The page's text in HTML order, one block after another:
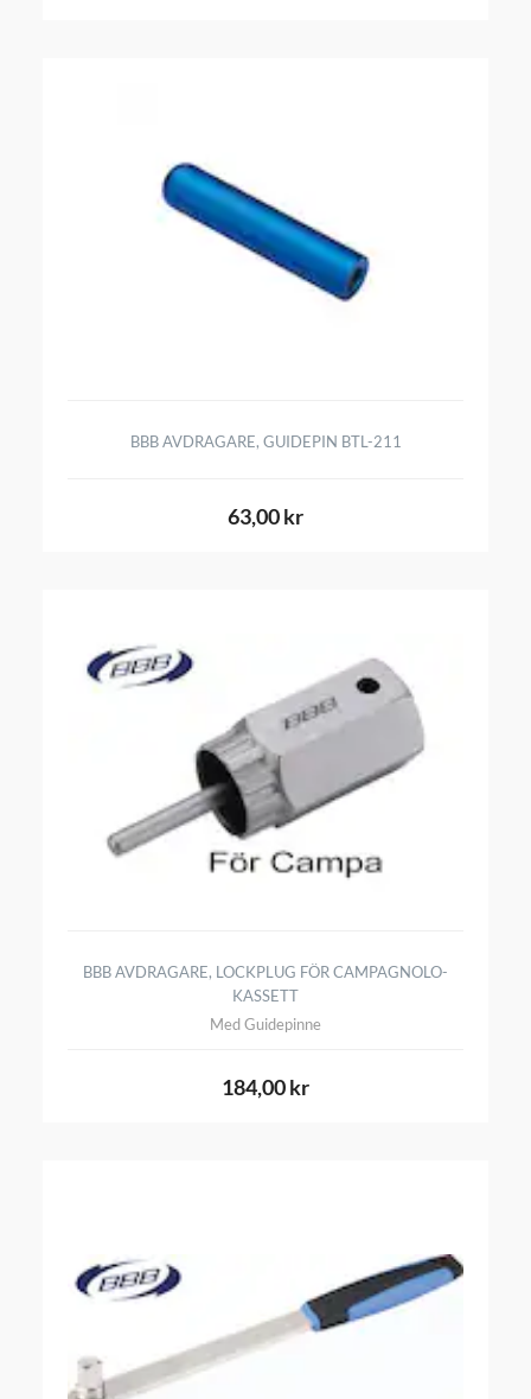
BBB AVDRAGARE, GUIDEPIN BTL-211
63,00 kr
BBB AVDRAGARE, LOCKPLUG FÖR CAMPAGNOLO-
KASSETT
Med Guidepinne
184,00 kr